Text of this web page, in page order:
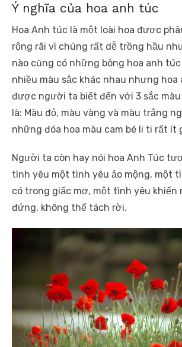
Ý nghĩa của hoa anh túc
Hoa Anh túc là một loài hoa được
rộng rãi vì chúng rất dễ trồng hầu
nào cũng có những bông hoa anh
nhiều màu sắc khác nhau nhưng hoa
được người ta biết đến với 3 sắc
là: Màu đỏ, màu vàng và màu trắng
những đóa hoa màu cam bé li ti rất ít
Người ta còn hay nói hoa Anh Túc
tình yêu một tình yêu ảo mộng, một
có trong giấc mơ, một tình yêu khiến
đứng, không thể tách rời.